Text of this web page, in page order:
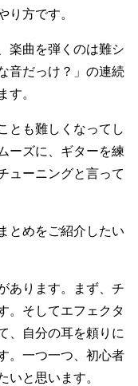
り方です。
楽曲を弾くのは難シ
音だっけ？」の連続
す。
とも難しくなってし
ーズに、ギターを練
ューニングと言って
とめをご紹介したい
あります。まず、チ
。そしてエフェクタ
、自分の耳を頼りに
。一つ一つ、初心者
いと思います。